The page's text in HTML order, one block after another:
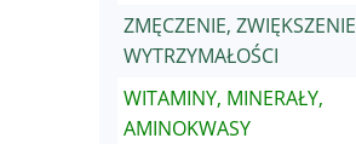
ZMĘCZENIE, ZWIĘKSZENIE
WYTRZYMAŁOŚCI
WITAMINY, MINERAŁY,
AMINOKWASY